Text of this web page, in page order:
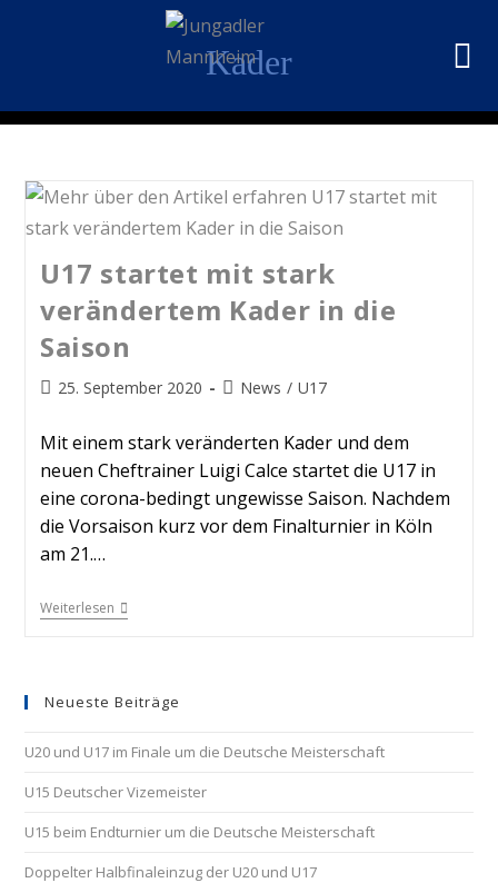
Kader
U17 startet mit stark
verändertem Kader in die
Saison
25. September 2020 News / U17
Mit einem stark veränderten Kader und dem
neuen Cheftrainer Luigi Calce startet die U17 in
eine corona-bedingt ungewisse Saison. Nachdem
die Vorsaison kurz vor dem Finalturnier in Köln
am 21.…
Weiterlesen
Neueste Beiträge
U20 und U17 im Finale um die Deutsche Meisterschaft
U15 Deutscher Vizemeister
U15 beim Endturnier um die Deutsche Meisterschaft
Doppelter Halbfinaleinzug der U20 und U17